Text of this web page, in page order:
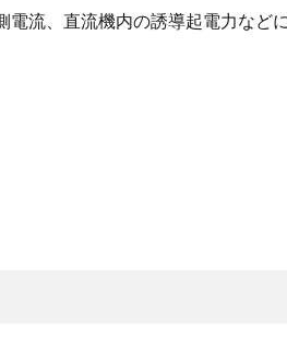
流、直流機内の誘導起電力など